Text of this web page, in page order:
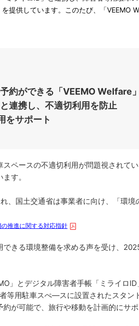
提供しています。このたび、「VEEMO
約ができる「VEEMO Welfare
連携し、不適切利用を防止
をサポート
ペースの不適切利用が問題視されて
す。
国土交通省は事業者に向け、「環
推進に関する対応指針
きる環境整備を求める声を受け、
」とデジタル障害者手帳「ミライロ
等用駐車スぺ―スに設置されたスタ
が可能で、旅行や移動を計画的にサポ